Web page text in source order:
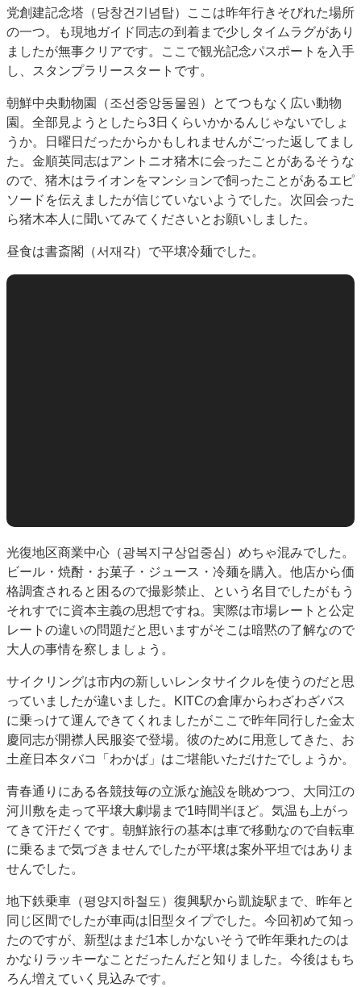
党創建記念塔（당창건기념탑）ここは昨年行きそびれた場所
の一つ。も現地ガイド同志の到着まで少しタイムラグがあり
ましたが無事クリアです。ここで観光記念パスポートを入手
し、スタンプラリースタートです。
朝鮮中央動物園（조선중앙동물원）とてつもなく広い動物
園。全部見ようとしたら3日くらいかかるんじゃないでしょ
うか。日曜日だったからかもしれませんがごった返してまし
た。金順英同志はアントニオ猪木に会ったことがあるそうな
ので、猪木はライオンをマンションで飼ったことがあるエピ
ソードを伝えましたが信じていないようでした。次回会った
ら猪木本人に聞いてみてくださいとお願いしました。
昼食は書斎閣（서재각）で平壌冷麺でした。
光復地区商業中心（광복지구상업중심）めちゃ混みでした。
ビール・焼酎・お菓子・ジュース・冷麺を購入。他店から価
格調査されると困るので撮影禁止、という名目でしたがもう
それすでに資本主義の思想ですね。実際は市場レートと公定
レートの違いの問題だと思いますがそこは暗黙の了解なので
大人の事情を察しましょう。
サイクリングは市内の新しいレンタサイクルを使うのだと思
っていましたが違いました。KITCの倉庫からわざわざバス
に乗っけて運んできてくれましたがここで昨年同行した金太
慶同志が開襟人民服姿で登場。彼のために用意してきた、お
土産日本タバコ「わかば」はご堪能いただけたでしょうか。
青春通りにある各競技毎の立派な施設を眺めつつ、大同江の
河川敷を走って平壌大劇場まで1時間半ほど。気温も上がっ
てきて汗だくです。朝鮮旅行の基本は車で移動なので自転車
に乗るまで気づきませんでしたが平壌は案外平坦ではありま
せんでした。
地下鉄乗車（평양지하철도）復興駅から凱旋駅まで、昨年と
同じ区間でしたが車両は旧型タイプでした。今回初めて知っ
たのですが、新型はまだ1本しかないそうで昨年乗れたのは
かなりラッキーなことだったんだと知りました。今後はもち
ろん増えていく見込みです。